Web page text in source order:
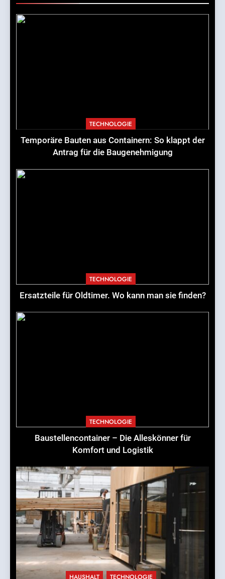
TECHNOLOGIE
Temporäre Bauten aus Containern: So klappt der
Antrag für die Baugenehmigung
TECHNOLOGIE
Ersatzteile für Oldtimer. Wo kann man sie finden?
TECHNOLOGIE
Baustellencontainer – Die Alleskönner für
Komfort und Logistik
HAUSHALT TECHNOLOGIE